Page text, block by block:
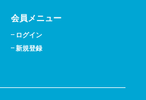
会員メニュー
ログイン
新規登録